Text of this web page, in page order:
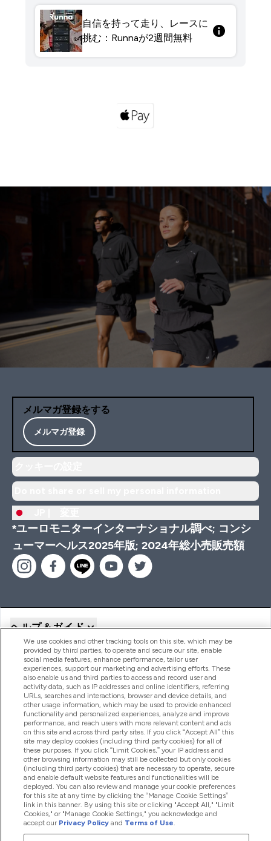
自信を持って走り、レースに
挑む：Runnaが2週間無料
メルマガ登録をする
メルマガ登録
*ユーロモニターインターナショナル調べ; コンシ
ューマーヘルス2025年版; 2024年総小売販売額
ヘルプ＆ガイド
商品について
会社概要
特典＆ポイント
2026 The Hut.com Ltd
We use cookies and other tracking tools on this site, which may be
provided by third parties, to operate and secure our site, enable
social media features, enhance performance, tailor user
experiences, support our marketing and advertising efforts. These
also enable us and third parties to access and record user and
activity data, such as IP addresses and online identifiers, referring
URLs, searches and interactions, browser and device details, and
other usage information, which may be used to provide enhanced
functionality and personalized experiences, analyze and improve
performance, and reach users with more relevant content and ads
on this site and across third party sites. If you click “Accept All” this
site may deploy cookies (including third party cookies) for all of
these purposes. If you click “Limit Cookies,” your IP address and
other browsing information may still be collected but only cookies
(including third party cookies) that are necessary to operate, secure
and enable default website features and functionalities will be
deployed. You can also review and manage your cookie preferences
for this site at any time by clicking the “Manage Cookie Settings”
link in this banner. By using this site or clicking "Accept All," "Limit
Cookies," or "Manage Cookie Settings," you acknowledge and
accept our Privacy Policyand Terms of Use.